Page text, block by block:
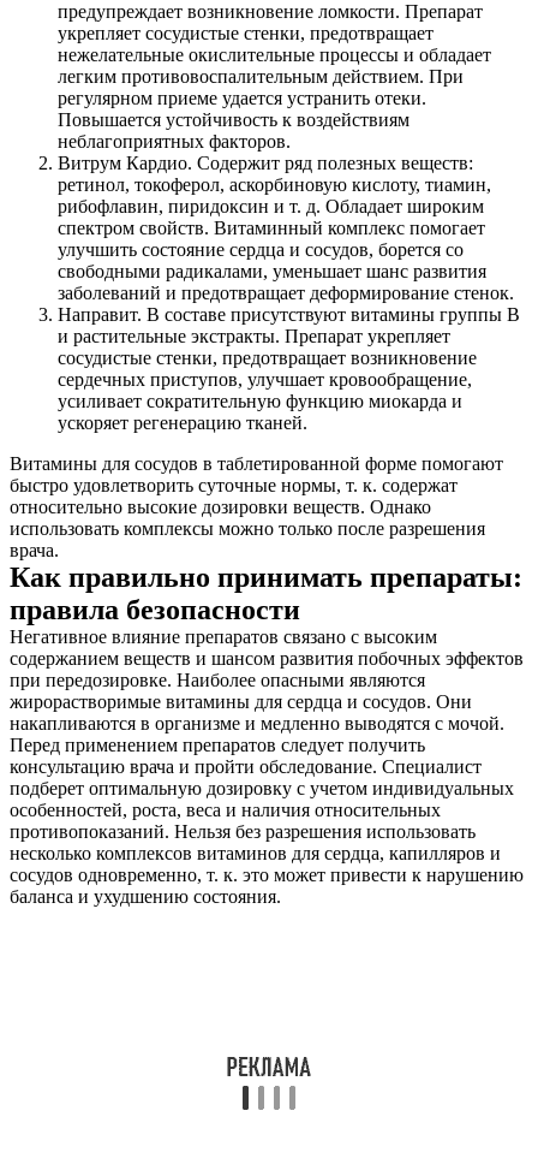
предупреждает возникновение ломкости. Препарат
укрепляет сосудистые стенки, предотвращает
нежелательные окислительные процессы и обладает
легким противовоспалительным действием. При
регулярном приеме удается устранить отеки.
Повышается устойчивость к воздействиям
неблагоприятных факторов.
Витрум Кардио. Содержит ряд полезных веществ:
ретинол, токоферол, аскорбиновую кислоту, тиамин,
рибофлавин, пиридоксин и т. д. Обладает широким
спектром свойств. Витаминный комплекс помогает
улучшить состояние сердца и сосудов, борется со
свободными радикалами, уменьшает шанс развития
заболеваний и предотвращает деформирование стенок.
Направит. В составе присутствуют витамины группы B
и растительные экстракты. Препарат укрепляет
сосудистые стенки, предотвращает возникновение
сердечных приступов, улучшает кровообращение,
усиливает сократительную функцию миокарда и
ускоряет регенерацию тканей.
Витамины для сосудов в таблетированной форме помогают
быстро удовлетворить суточные нормы, т. к. содержат
относительно высокие дозировки веществ. Однако
использовать комплексы можно только после разрешения
врача.
Как правильно принимать препараты:
правила безопасности
Негативное влияние препаратов связано с высоким
содержанием веществ и шансом развития побочных эффектов
при передозировке. Наиболее опасными являются
жирорастворимые витамины для сердца и сосудов. Они
накапливаются в организме и медленно выводятся с мочой.
Перед применением препаратов следует получить
консультацию врача и пройти обследование. Специалист
подберет оптимальную дозировку с учетом индивидуальных
особенностей, роста, веса и наличия относительных
противопоказаний. Нельзя без разрешения использовать
несколько комплексов витаминов для сердца, капилляров и
сосудов одновременно, т. к. это может привести к нарушению
баланса и ухудшению состояния.